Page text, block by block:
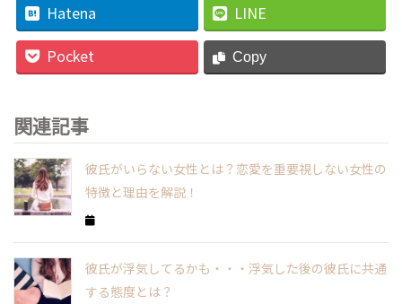
Hatena
LINE
Pocket
Copy
関連記事
彼氏がいらない女性とは？恋愛を重要視しない女性の
特徴と理由を解説！
彼氏が浮気してるかも・・・浮気した後の彼氏に共通
する態度とは？